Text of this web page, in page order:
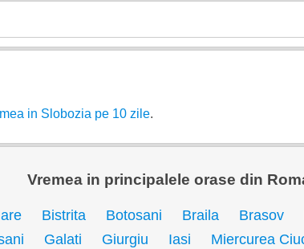
in Slobozia pe 10 zile.
Vremea in principalele orase din
Bistrita Botosani Braila Brasov
Galati Giurgiu Iasi Miercurea